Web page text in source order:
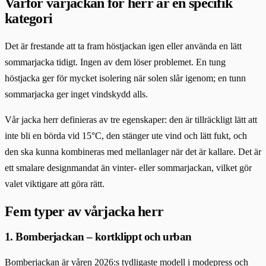
kategori
Det är frestande att ta fram höstjackan igen eller använda en lätt
sommarjacka tidigt. Ingen av dem löser problemet. En tung
höstjacka ger för mycket isolering när solen slår igenom; en tunn
sommarjacka ger inget vindskydd alls.
Vår jacka herr definieras av tre egenskaper: den är tillräckligt lätt att
inte bli en börda vid 15°C, den stänger ute vind och lätt fukt, och
den ska kunna kombineras med mellanlager när det är kallare. Det är
ett smalare designmandat än vinter- eller sommarjackan, vilket gör
valet viktigare att göra rätt.
Fem typer av vårjacka herr
1. Bomberjackan – kortklippt och urban
Bomberjackan är våren 2026:s tydligaste modell i modepress och